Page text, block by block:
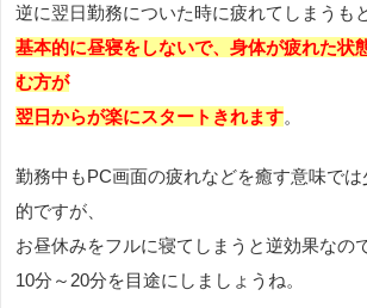
逆に翌日勤務についた時に疲れてしまうも
基本的に昼寝をしないで、身体が疲れた状
む方が
翌日からが楽にスタートきれます。
勤務中もPC画面の疲れなどを癒す意味で
的ですが、
お昼休みをフルに寝てしまうと逆効果なの
10分～20分を目途にしましょうね。